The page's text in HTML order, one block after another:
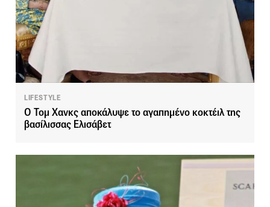
LIFESTYLE
Ο Τομ Χανκς αποκάλυψε το αγαπημένο κοκτέιλ της
βασίλισσας Ελισάβετ